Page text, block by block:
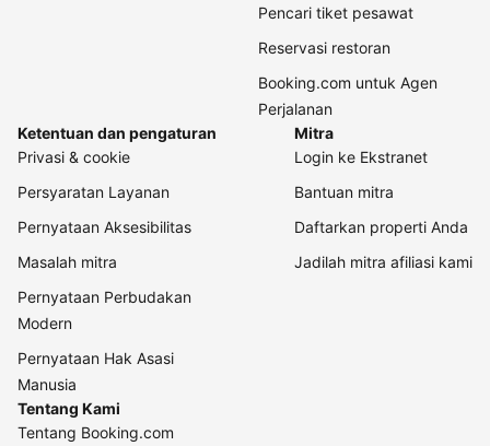
Pencari tiket pesawat
Reservasi restoran
Booking.com untuk Agen
Perjalanan
Ketentuan dan pengaturan
Privasi & cookie
Persyaratan Layanan
Pernyataan Aksesibilitas
Masalah mitra
Pernyataan Perbudakan
Modern
Pernyataan Hak Asasi
Manusia
Mitra
Login ke Ekstranet
Bantuan mitra
Daftarkan properti Anda
Jadilah mitra afiliasi kami
Tentang Kami
Tentang Booking.com